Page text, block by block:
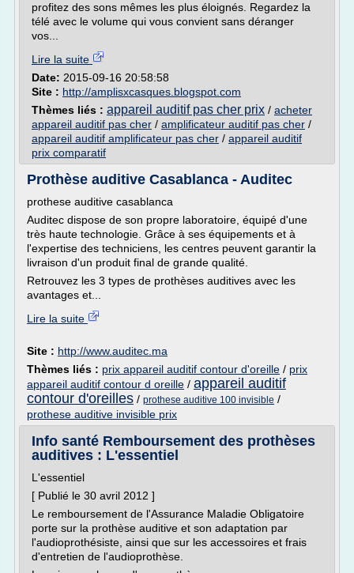
profitez des sons mêmes les plus éloignés. Regardez la
télé avec le volume qui vous convient sans déranger
vos...
Lire la suite
Date: 2015-09-16 20:58:58
Site : http://amplisxcasques.blogspot.com
Thèmes liés : appareil auditif pas cher prix / acheter
appareil auditif pas cher / amplificateur auditif pas cher /
appareil auditif amplificateur pas cher / appareil auditif
prix comparatif
Prothèse auditive Casablanca - Auditec
prothese auditive casablanca
Auditec dispose de son propre laboratoire, équipé d'une
très haute technologie. Grâce à ses équipements et à
l'expertise des techniciens, les centres peuvent garantir la
livraison d'un produit final de grande qualité.
Retrouvez les 3 types de prothèses auditives avec les
avantages et...
Lire la suite
Site : http://www.auditec.ma
Thèmes liés : prix appareil auditif contour d'oreille / prix
appareil auditif contour d oreille / appareil auditif
contour d'oreilles / prothese auditive 100 invisible /
prothese auditive invisible prix
Info santé Remboursement des prothèses
auditives : L'essentiel
L'essentiel
[ Publié le 30 avril 2012 ]
Le remboursement de l'Assurance Maladie Obligatoire
porte sur la prothèse auditive et son adaptation par
l'audioprothésiste, ainsi que sur les accessoires et frais
d'entretien de l'audioprothèse.